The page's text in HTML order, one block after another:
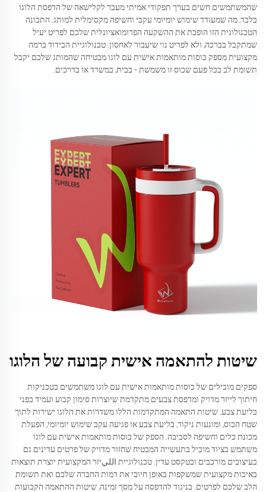
שהמשתמשים חשים בערך תפקודי אמיתי מעבר לקלישאה של הדפסת הלוגו
בלבד, מה שמעודד שימוש יומיומי עקבי וחשיפה מקסימלית למותג. התכונה
הטכנולוגית הזו הופכת את ההשקעה הפרומואציונלית שלכם לפריט יעיל
שמתקבל בברכה, ולא לפריט נוי שיעבור לאחסון. טכנולוגיית הבידוד ברמה
מקצועית מספק כוסות מותאמות אישית עם לוגו מבטיחה שהמותג שלכם יקבל
תשומת לב בכל פעם שכוס זו משמשת – בבית, במשרד או בדרכים.
שיטות להתאמה אישית קבועה של הלוגו
ספקים מובילים של כוסות מותאמות אישית עם לוגו משתמשים בטכניקות
חיתוך לייזר מדויק ומדפסת צבעים מתקדמת שיוצרות סימון קבוע ועמיד בפני
בליעת צבע. שיטות התאמה המתקדמות הללו משדרות את הלוגו ישירות לתוך
שטח הכוס, ומונעות ניקור, בליעת צבע או פגיעה עקב שימוש יומיומי, הפעלת
מכונת כלים וחשיפה לסביבה. הספק של כוסות מותאמות אישית עם לוגו
משתמש בציוד מוביל בתעשייה המבטיח שחזור מדויק של פרטים עדינים גם
בעיצובים מורכבים ובטקסט עדין. טכנולוגיית الليיזר המקצועית יוצרת תוצאות
באיכות מקצועית שמשקפות באופן חיובי את דמות החברה שלכם ואת תשומת
הלב שלכם לפרטים. בניגוד להדפסה על מסך זמינה, שיטות ההתאמה הקבועות